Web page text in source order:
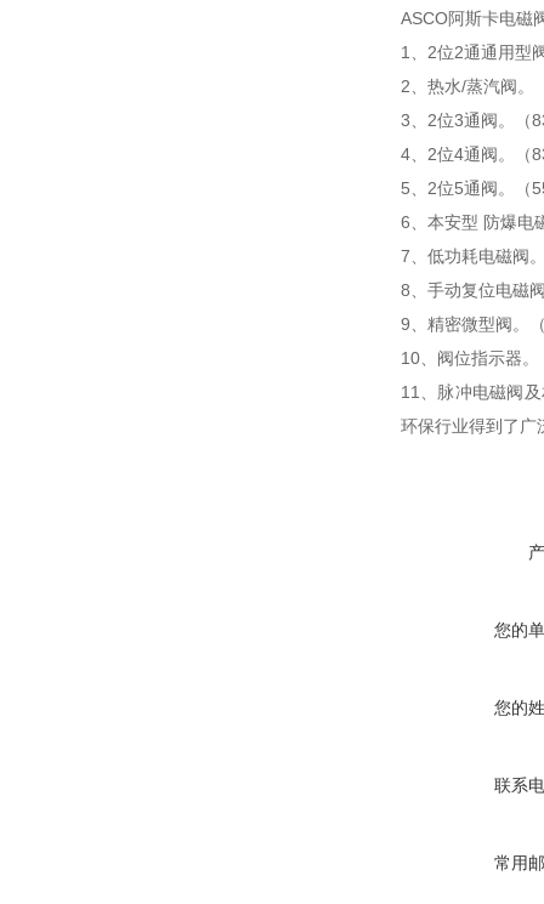
ASCO阿斯卡电磁
1、2位2通通用型
2、热水/蒸汽阀。
3、2位3通阀。（
4、2位4通阀。（
5、2位5通阀。（
6、本安型 防爆电
7、低功耗电磁阀
8、手动复位电磁
9、精密微型阀。
10、阀位指示器
11、脉冲电磁阀
环保行业得到了广
您的
您的
联系
常用